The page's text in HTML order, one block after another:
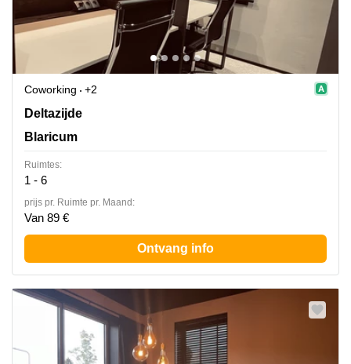
Coworking
+2
Deltazijde 20b, Blaricum
Deltazijde
Blaricum
Ruimtes:
1 - 6
prijs pr. Ruimte pr. Maand:
Van 89 €
Ontvang info